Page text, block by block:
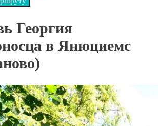
Георгия
в Янюциемс